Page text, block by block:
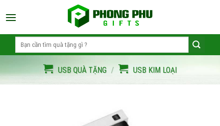
to
for:
USB QUÀ TẶNG / USB KIM LOẠI